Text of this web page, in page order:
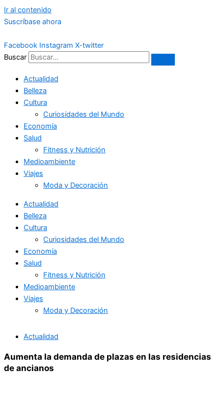
Ir al contenido
Suscríbase ahora
Facebook Instagram X-twitter
Buscar
Actualidad
Belleza
Cultura
Curiosidades del Mundo
Economía
Salud
Fitness y Nutrición
Medioambiente
Viajes
Moda y Decoración
Actualidad
Belleza
Cultura
Curiosidades del Mundo
Economía
Salud
Fitness y Nutrición
Medioambiente
Viajes
Moda y Decoración
Actualidad
Aumenta la demanda de plazas en las residencias
de ancianos